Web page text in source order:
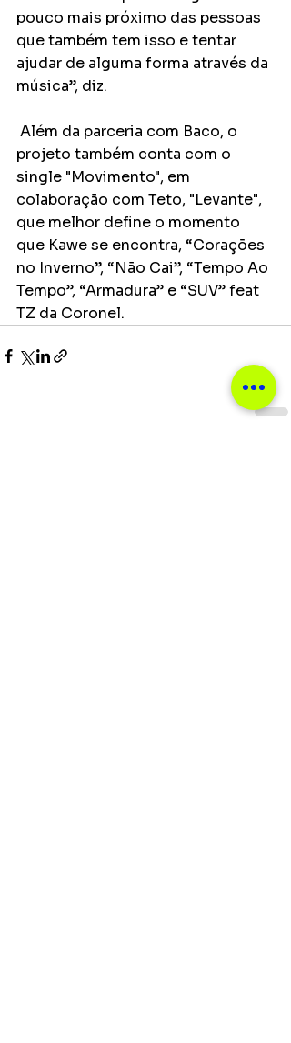
pouco mais próximo das pessoas
que também tem isso e tentar
ajudar de alguma forma através da
música”, diz.
projeto também conta com o
single "Movimento", em
colaboração com Teto, "Levante",
que melhor define o momento
que Kawe se encontra, “Corações
no Inverno”, “Não Cai”, “Tempo Ao
Tempo”, “Armadura” e “SUV” feat
TZ da Coronel.